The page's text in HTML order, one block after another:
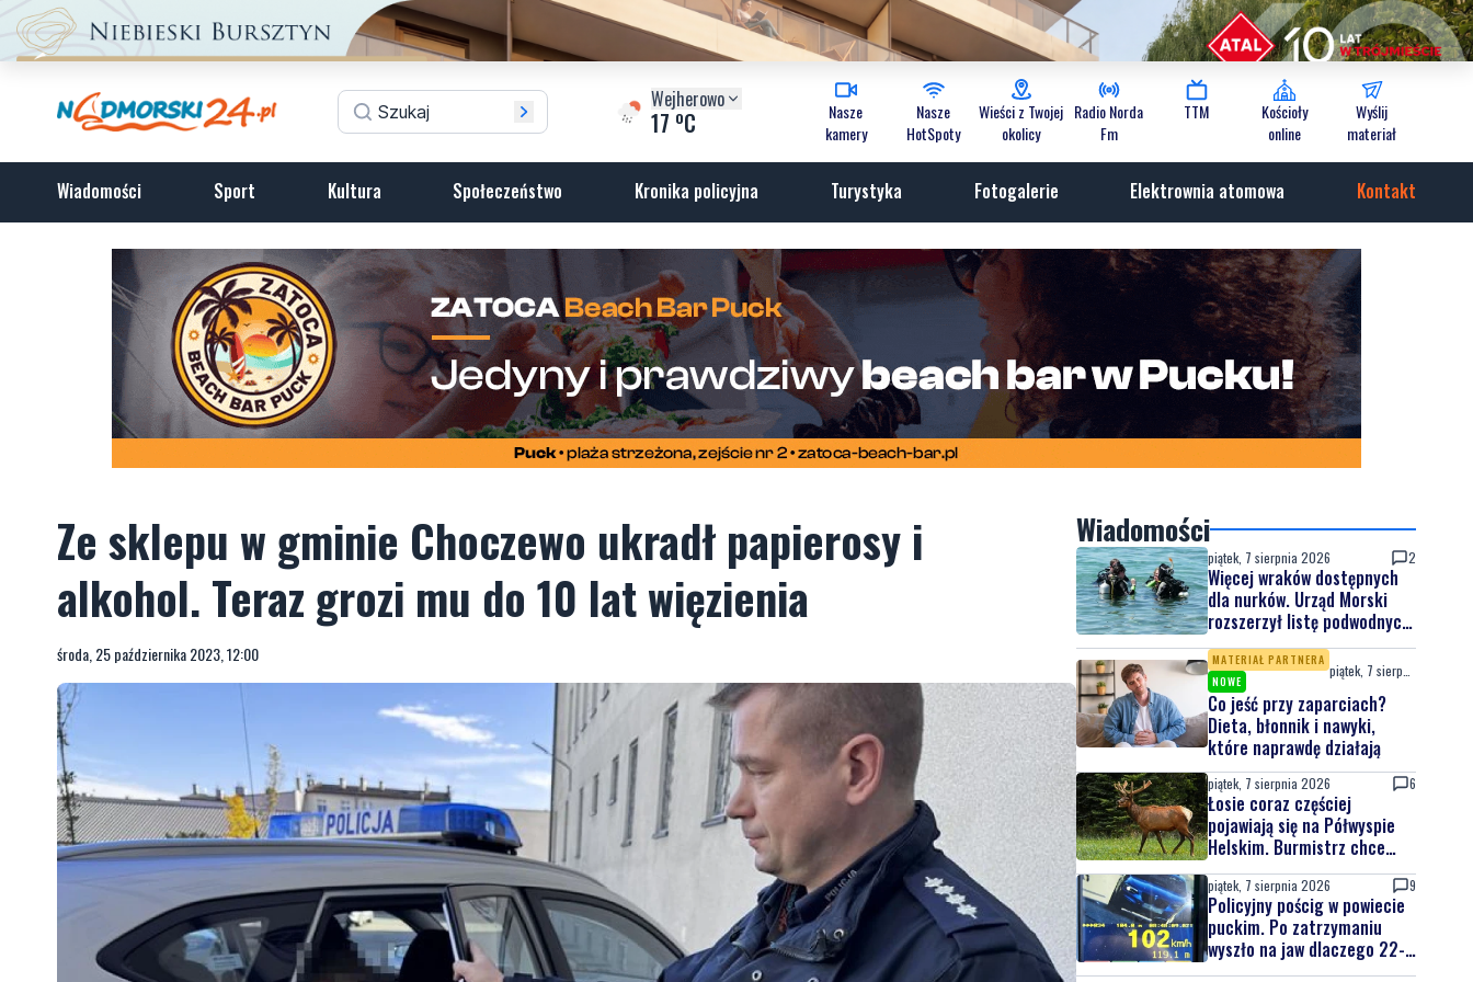
Wejherowo
17 oC
Nasze
kamery
Nasze
HotSpoty
Wieści z Twojej
okolicy
Radio Norda
Fm
TTM
Kościoły
online
Wyślij
materiał
Wiadomości Sport Kultura Społeczeństwo Kronika policyjna Turystyka Fotogalerie Elektrownia atomowa Kontakt
Ze sklepu w gminie Choczewo ukradł papierosy i
alkohol. Teraz grozi mu do 10 lat więzienia
środa, 25 października 2023, 12:00
Wiadomości
piątek, 7 sierpnia 2026 2
Więcej wraków dostępnych
dla nurków. Urząd Morski
rozszerzył listę podwodnych
atrakcji
MATERIAŁ PARTNERA
NOWE
Co jeść przy zaparciach?
Dieta, błonnik i nawyki,
które naprawdę działają
piątek, 7 sierpnia 2026 6
Łosie coraz częściej
pojawiają się na Półwyspie
Helskim. Burmistrz chce
nowych znaków drogowych
piątek, 7 sierpnia 2026 9
Policyjny pościg w powiecie
puckim. Po zatrzymaniu
wyszło na jaw dlaczego 22-
latek uciekał